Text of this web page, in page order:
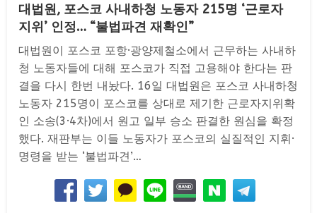
대법원, 포스코 사내하청 노동자 215명 ‘근로자
지위’ 인정… “불법파견 재확인”
대법원이 포스코 포항·광양제철소에서 근무하는 사내하
청 노동자들에 대해 포스코가 직접 고용해야 한다는 판
결을 다시 한번 내놨다. 16일 대법원은 포스코 사내하청
노동자 215명이 포스코를 상대로 제기한 근로자지위확
인 소송(3·4차)에서 원고 일부 승소 판결한 원심을 확정
했다. 재판부는 이들 노동자가 포스코의 실질적인 지휘·
명령을 받는 ‘불법파견’…